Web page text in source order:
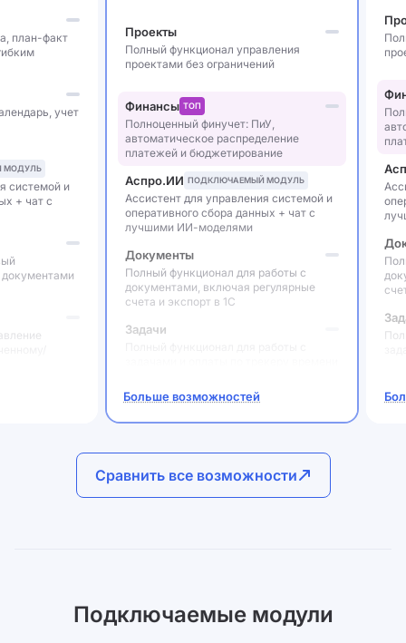
план-факт
учет
МОДУЛЬ
системой и
+ чат с
Проекты
Полный функционал управления
проектами без ограничений
Финансы ТОП
Полноценный финучет: ПиУ,
автоматическое распределение
платежей и бюджетирование
Аспро.ИИ ПОДКЛЮЧАЕМЫЙ МОДУЛЬ
Ассистент для управления системой и
оперативного сбора данных + чат с
лучшими ИИ-моделями
Документы
Полный функционал для работы с
документами, включая регулярные
счета и экспорт в 1С
Задачи
Совместная работа
Группы пользователей для простого
Автоматизация
Без ограничения на количество
База знаний
Больше возможностей
Сравнить все возможности
Подключаемые модули